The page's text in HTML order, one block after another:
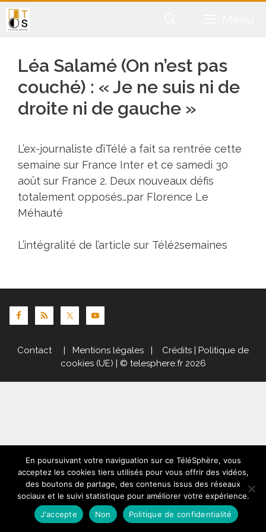
Aller
au
Léa Salamé (On n’est pas
couché) : « Je ne suis ni de
droite ni de gauche »
L’ex-journaliste d’iTélé a fait sa rentrée cette
semaine sur France Inter et ce samedi 30
août sur France 2. Deux nouveaux défis
totalement opposés…par Florence Le
Méhauté
L’intégralité de l’article sur Télé2semaines
Contact| Mentions légales | Crédits | Politique de
cookies (UE) | © telesphere.fr 2026
En poursuivant votre naviguation sur ce TéléSphère, vous
acceptez les cookies tiers utilisés pour vous offrir des vidéos,
des boutons de partage, des contenus issus des réseaux
sociaux et le suivi statistique pour améliorer votre expérience.
J'accepte
Non Politique de confidentialité